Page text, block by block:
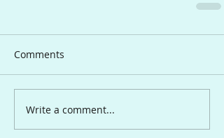
Comments
Write a comment...